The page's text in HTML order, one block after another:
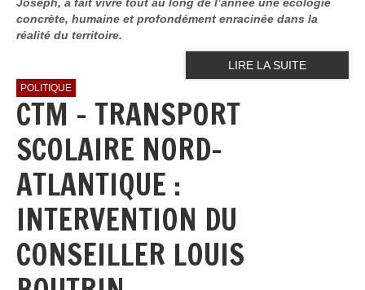
concrète, humaine et profondément enracinée dans la
réalité du territoire.
LIRE LA SUITE
POLITIQUE
CTM - TRANSPORT
SCOLAIRE NORD-
ATLANTIQUE :
INTERVENTION DU
CONSEILLER LOUIS